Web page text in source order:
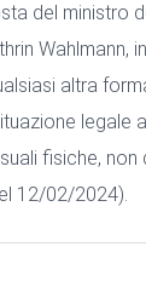
del ministro
Wahlmann,
altra
legale
fisiche, non
12/02/2024).